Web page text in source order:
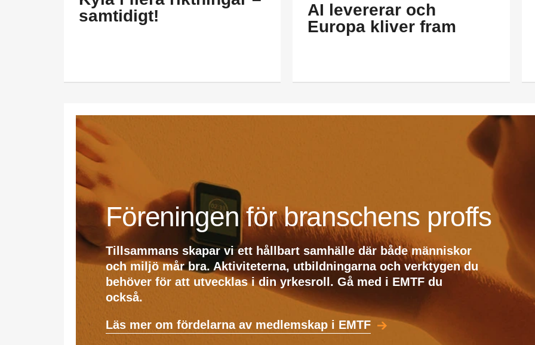
samtidigt!
AI levererar och
Europa kliver fram
Föreningen för branschens proffs
Tillsammans skapar vi ett hållbart samhälle där både människor
och miljö mår bra. Aktiviteterna, utbildningarna och verktygen du
behöver för att utvecklas i din yrkesroll. Gå med i EMTF du
också.
Läs mer om fördelarna av medlemskap i EMTF